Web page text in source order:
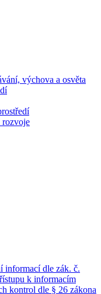
výchova a osvěta
rozvoje
informací dle zák. č.
k informacím
kontrol dle § 26 zákona